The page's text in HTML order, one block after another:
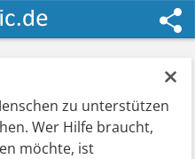
×
zu unterstützen
Wer Hilfe braucht,
möchte, ist